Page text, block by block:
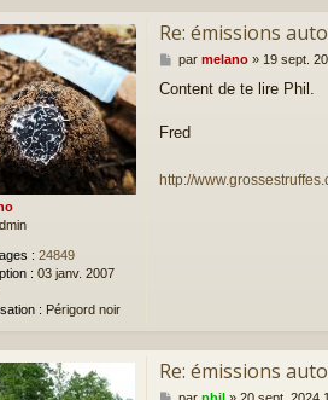
: 24849
: 03 janv. 2007
: Périgord noir
Re: émissions
M
s
a
par melano» 19 sept.
Content de te lire Phil.
Fred
http://
Re: émissions
M